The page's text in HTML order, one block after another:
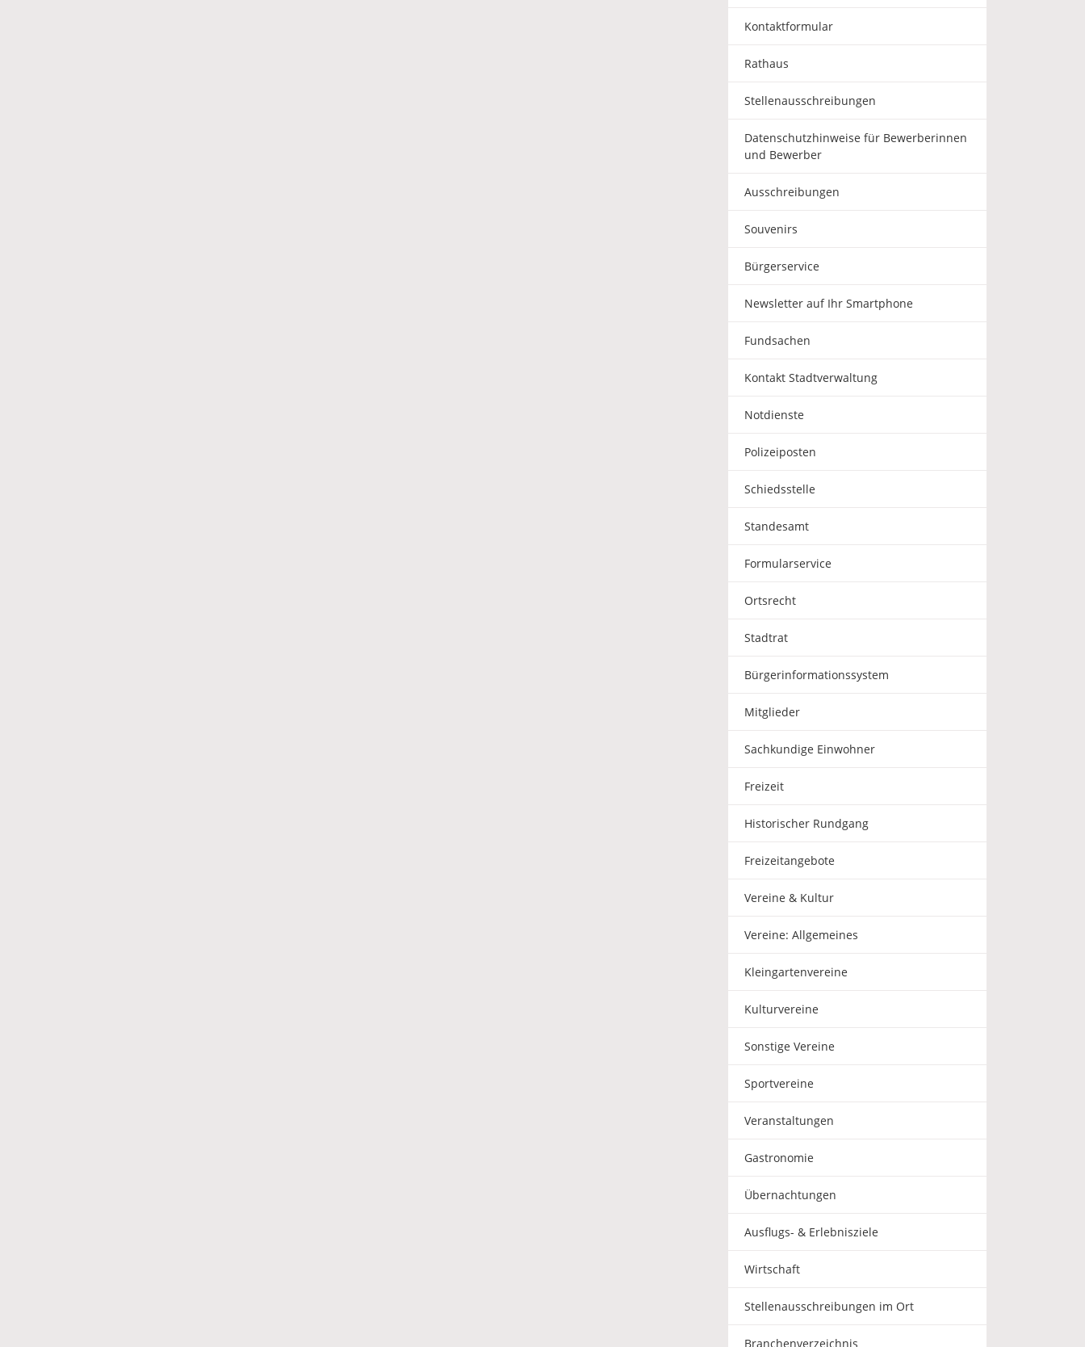
Kontaktformular
Rathaus
Stellenausschreibungen
Datenschutzhinweise für Bewerberinnen
und Bewerber
Ausschreibungen
Souvenirs
Bürgerservice
Newsletter auf Ihr Smartphone
Fundsachen
Kontakt Stadtverwaltung
Notdienste
Polizeiposten
Schiedsstelle
Standesamt
Formularservice
Ortsrecht
Stadtrat
Bürgerinformationssystem
Mitglieder
Sachkundige Einwohner
Freizeit
Historischer Rundgang
Freizeitangebote
Vereine & Kultur
Vereine: Allgemeines
Kleingartenvereine
Kulturvereine
Sonstige Vereine
Sportvereine
Veranstaltungen
Gastronomie
Übernachtungen
Ausflugs- & Erlebnisziele
Wirtschaft
Stellenausschreibungen im Ort
Branchenverzeichnis